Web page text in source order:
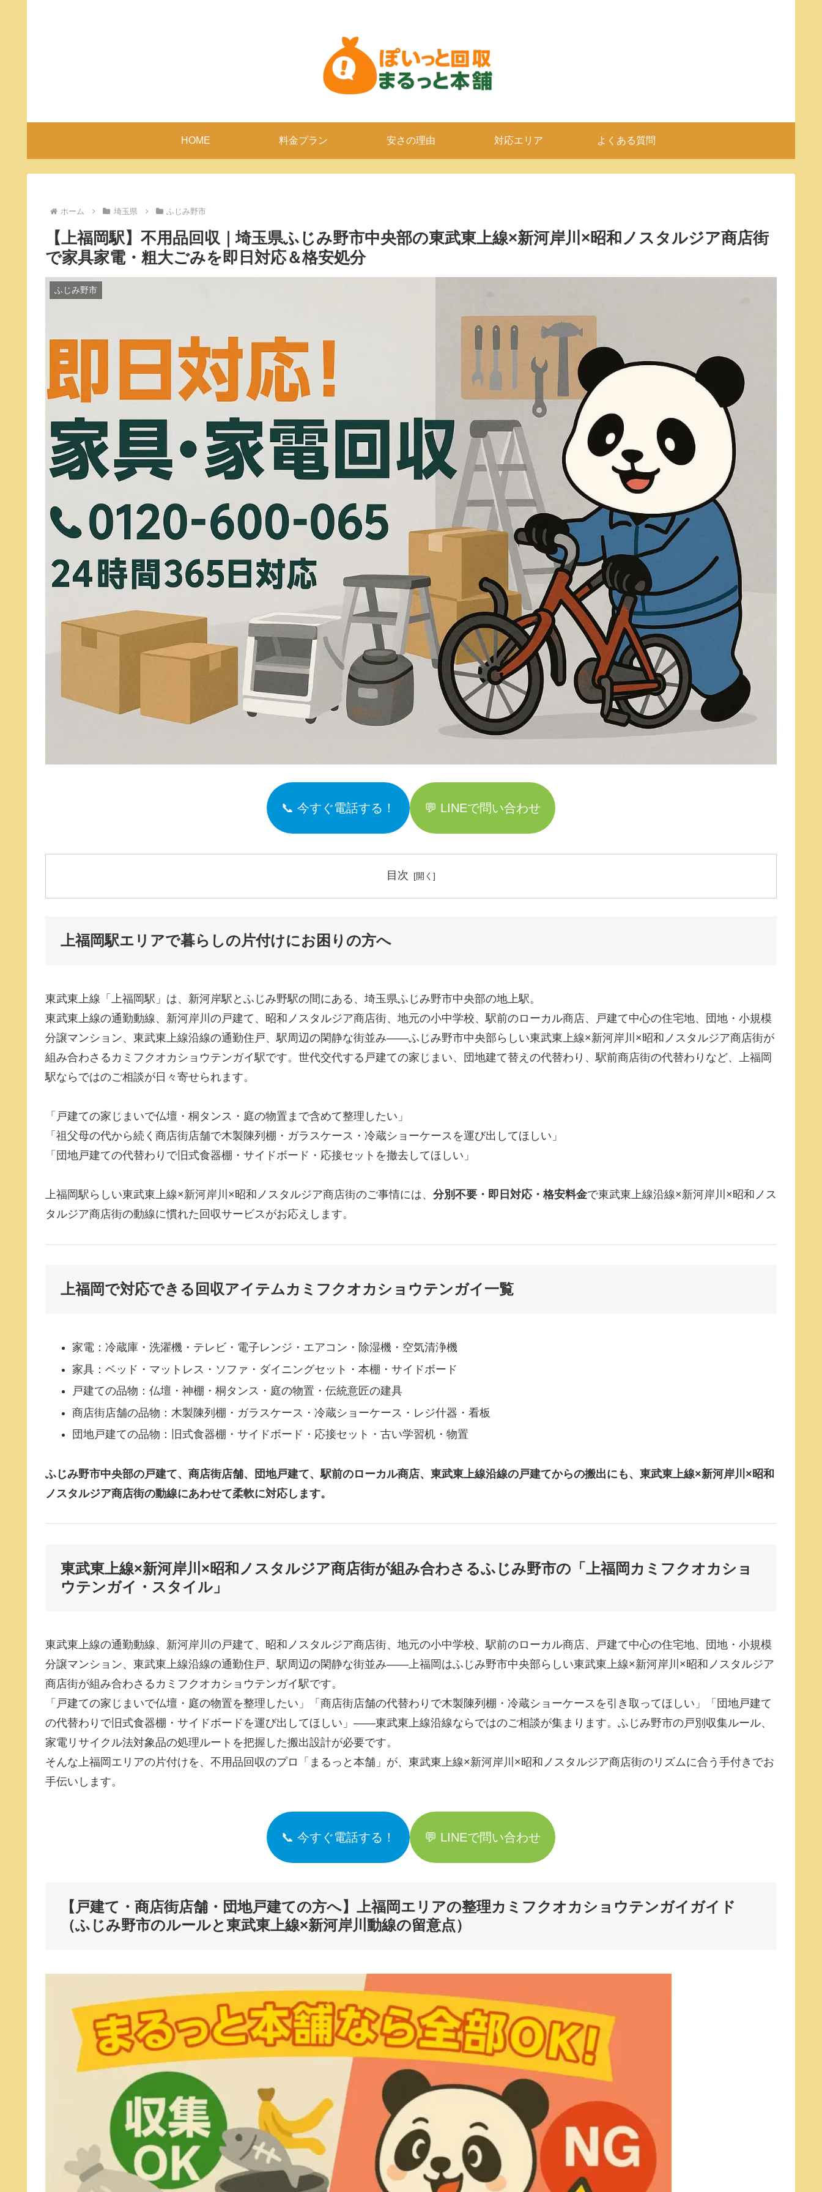
HOME 料金プラン 安さの理由 対応エリア よくある質問
ホーム 埼玉県 ふじみ野市
【上福岡駅】不用品回収｜埼玉県ふじみ野市中央部の東武東上線×新河岸川×昭和ノスタルジア商店街
で家具家電・粗大ごみを即日対応＆格安処分
ふじみ野市
📞 今すぐ電話する！ 💬 LINEで問い合わせ
目次
上福岡駅エリアで暮らしの片付けにお困りの方へ
東武東上線「上福岡駅」は、新河岸駅とふじみ野駅の間にある、埼玉県ふじみ野市中央部の地上駅。
東武東上線の通勤動線、新河岸川の戸建て、昭和ノスタルジア商店街、地元の小中学校、駅前のローカル商店、戸建て中心の住宅地、団地・小規模
分譲マンション、東武東上線沿線の通勤住戸、駅周辺の閑静な街並み――ふじみ野市中央部らしい東武東上線×新河岸川×昭和ノスタルジア商店街が
組み合わさるカミフクオカショウテンガイ駅です。世代交代する戸建ての家じまい、団地建て替えの代替わり、駅前商店街の代替わりなど、上福岡
駅ならではのご相談が日々寄せられます。
「戸建ての家じまいで仏壇・桐タンス・庭の物置まで含めて整理したい」
「祖父母の代から続く商店街店舗で木製陳列棚・ガラスケース・冷蔵ショーケースを運び出してほしい」
「団地戸建ての代替わりで旧式食器棚・サイドボード・応接セットを撤去してほしい」
上福岡駅らしい東武東上線×新河岸川×昭和ノスタルジア商店街のご事情には、 分別不要・即日対応・格安料金で東武東上線沿線×新河岸川×昭和ノス
タルジア商店街の動線に慣れた回収サービスがお応えします。
上福岡で対応できる回収アイテムカミフクオカショウテンガイ一覧
家電：冷蔵庫・洗濯機・テレビ・電子レンジ・エアコン・除湿機・空気清浄機
家具：ベッド・マットレス・ソファ・ダイニングセット・本棚・サイドボード
戸建ての品物：仏壇・神棚・桐タンス・庭の物置・伝統意匠の建具
商店街店舗の品物：木製陳列棚・ガラスケース・冷蔵ショーケース・レジ什器・看板
団地戸建ての品物：旧式食器棚・サイドボード・応接セット・古い学習机・物置
ふじみ野市中央部の戸建て、商店街店舗、団地戸建て、駅前のローカル商店、東武東上線沿線の戸建てからの搬出にも、東武東上線×新河岸川×昭和
ノスタルジア商店街の動線にあわせて柔軟に対応します。
東武東上線×新河岸川×昭和ノスタルジア商店街が組み合わさるふじみ野市の「上福岡カミフクオカショ
ウテンガイ・スタイル」
東武東上線の通勤動線、新河岸川の戸建て、昭和ノスタルジア商店街、地元の小中学校、駅前のローカル商店、戸建て中心の住宅地、団地・小規模
分譲マンション、東武東上線沿線の通勤住戸、駅周辺の閑静な街並み――上福岡はふじみ野市中央部らしい東武東上線×新河岸川×昭和ノスタルジア
商店街が組み合わさるカミフクオカショウテンガイ駅です。
「戸建ての家じまいで仏壇・庭の物置を整理したい」「商店街店舗の代替わりで木製陳列棚・冷蔵ショーケースを引き取ってほしい」「団地戸建て
の代替わりで旧式食器棚・サイドボードを運び出してほしい」――東武東上線沿線ならではのご相談が集まります。ふじみ野市の戸別収集ルール、
家電リサイクル法対象品の処理ルートを把握した搬出設計が必要です。
そんな上福岡エリアの片付けを、不用品回収のプロ「まるっと本舗」が、東武東上線×新河岸川×昭和ノスタルジア商店街のリズムに合う手付きでお
手伝いします。
📞 今すぐ電話する！ 💬 LINEで問い合わせ
【戸建て・商店街店舗・団地戸建ての方へ】上福岡エリアの整理カミフクオカショウテンガイガイド
（ふじみ野市のルールと東武東上線×新河岸川動線の留意点）